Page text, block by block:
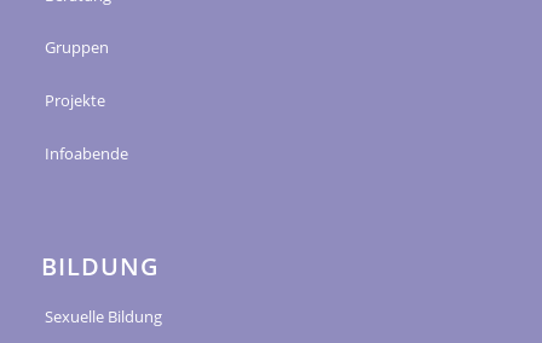
Gruppen
Projekte
Infoabende
BILDUNG
Sexuelle Bildung